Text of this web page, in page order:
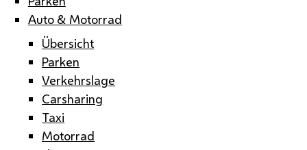
Auto & Motorrad
Übersicht
Parken
Verkehrslage
Carsharing
Taxi
Motorrad